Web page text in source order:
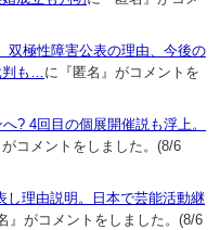
双極性障害公表の理由、今後の
判も…に『匿名』がコメントを
? 4回目の個展開催説も浮上。
コメントをしました。(8/6
し理由説明。日本で芸能活動継
』がコメントをしました。(8/6